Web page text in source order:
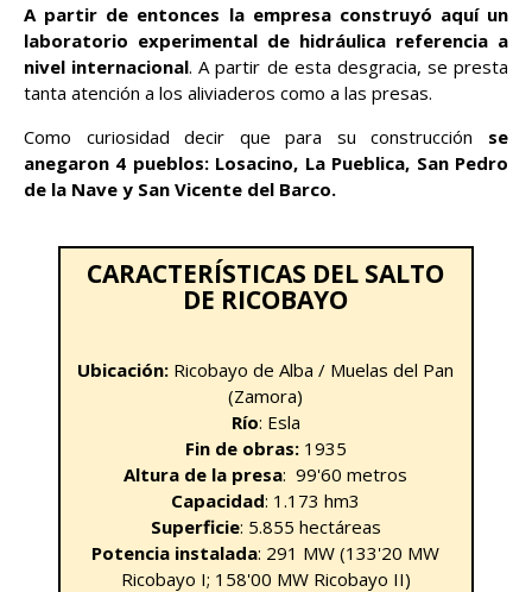
A partir de entonces la empresa construyó aquí un
laboratorio experimental de hidráulica referencia a
nivel internacional. A partir de esta desgracia, se presta
tanta atención a los aliviaderos como a las presas.
Como curiosidad decir que para su construcción se
anegaron 4 pueblos: Losacino, La Pueblica, San Pedro
de la Nave y San Vicente del Barco.
CARACTERÍSTICAS DEL SALTO
DE RICOBAYO
Ubicación: Ricobayo de Alba / Muelas del Pan
(Zamora)
Río: Esla
Fin de obras: 1935
Altura de la presa: 99'60 metros
Capacidad: 1.173 hm3
Superficie: 5.855 hectáreas
Potencia instalada: 291 MW (133'20 MW
Ricobayo I; 158'00 MW Ricobayo II)